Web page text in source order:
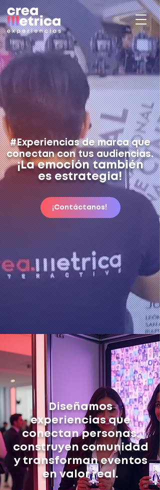
#Experienciasde marca que
conectan con tus audiencias.
¡La emoción también
es estrategia!
¡Contáctanos!
Diseñamos
experiencias que
conectan personas,
construyen comunidad
y transforman eventos
en valor real.